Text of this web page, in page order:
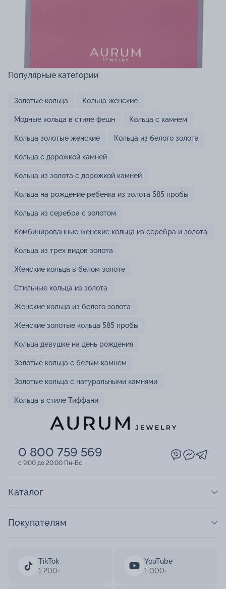
Популярные категории
Золотые кольца Кольца женские
Модные кольца в стиле фешн Кольца с камнем
Кольца золотые женские Кольца из белого золота
Кольца с дорожкой камней
Кольца из золота с дорожкой камней
Кольца на рождение ребенка из золота 585 пробы
Кольца из серебра с золотом
Комбинированные женские кольца из серебра и золота
Кольца из трех видов золота
Женские кольца в белом золоте
Стильные кольца из золота
Женские кольца из белого золота
Женские золотые кольца 585 пробы
Кольца девушке на день рождения
Золотые кольца с белым камнем
Золотые кольца с натуральными камнями
Кольца в стиле Тиффани
0 800 759 569
c 9:00 до 20:00 Пн-Вс
TikTok
1 200+
YouTube
1 000+
Каталог
Покупателям